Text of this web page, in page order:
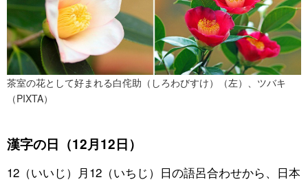
茶室の花として好まれる白侘助（しろわびすけ）（左）、ツバキ
（PIXTA）
漢字の日（12月12日）
12（いいじ）月12（いちじ）日の語呂合わせから、日本